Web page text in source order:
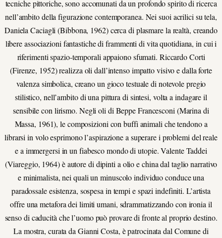
tecniche pittoriche, sono accomunati da un profondo spirito di ricerca
nell’ambito della figurazione contemporanea. Nei suoi acrilici su tela,
Daniela Caciagli (Bibbona, 1962) cerca di plasmare la realtà, creando
libere associazioni fantastiche di frammenti di vita quotidiana, in cui i
riferimenti spazio-temporali appaiono sfumati. Riccardo Corti
(Firenze, 1952) realizza oli dall’intenso impatto visivo e dalla forte
valenza simbolica, creano un gioco testuale di notevole pregio
stilistico, nell’ambito di una pittura di sintesi, volta a indagare il
sensibile con lirismo. Negli oli di Beppe Francesconi (Marina di
Massa, 1961), le composizioni con buffi animali che tendono a
librarsi in volo esprimono l’aspirazione a superare i problemi del reale
e a immergersi in un fiabesco mondo di utopie. Valente Taddei
(Viareggio, 1964) è autore di dipinti a olio e china dal taglio narrativo
e minimalista, nei quali un minuscolo individuo conduce una
paradossale esistenza, sospesa in tempi e spazi indefiniti. L’artista
offre una metafora dei limiti umani, sdrammatizzando con ironia il
senso di caducità che l’uomo può provare di fronte al proprio destino.
La mostra, curata da Gianni Costa, è patrocinata dal Comune di